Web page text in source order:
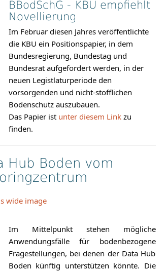
BBodSchG - KBU empfiehlt
Novellierung
Im Februar diesen Jahres veröffentlichte
die KBU ein Positionspapier, in dem
Bundesregierung, Bundestag und
Bundesrat aufgefordert werden, in der
neuen Legistlaturperiode den
vorsorgenden und nicht-stofflichen
Bodenschutz auszubauen.
Das Papier ist unter diesem Linkzu
finden.
Hub Boden vom
Im Mittelpunkt stehen mögliche
Anwendungsfälle für bodenbezogene
Fragestellungen, bei denen der Data Hub
Boden künftig unterstützen könnte. Die